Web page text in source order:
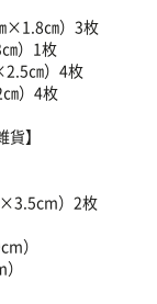
×1.8㎝）3枚
）1枚
㎝）4枚
）4枚
】
）2枚
）